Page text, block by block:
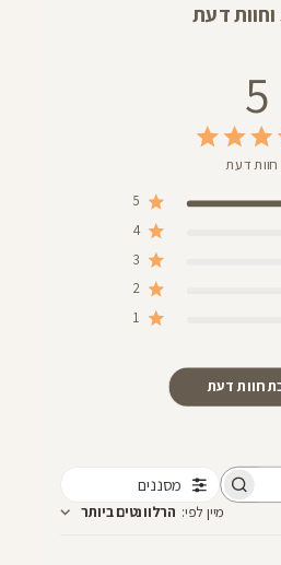
וחוות דעת
5
5
4
3
2
1
חוות דעת
מסננים
מיין לפי: הרלוונטים ביותר